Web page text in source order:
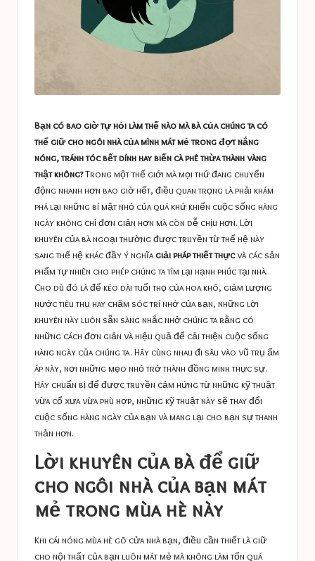
Bạn có bao giờ tự hỏi làm thế nào mà bà của chúng ta có
thể giữ cho ngôi nhà của mình mát mẻ trong đợt nắng
nóng, tránh tóc bết dính hay biến cà phê thừa thành vàng
thật không?Trong một thế giới mà mọi thứ đang chuyển
động nhanh hơn bao giờ hết, điều quan trọng là phải khám
phá lại những bí mật nhỏ của quá khứ khiến cuộc sống hàng
ngày không chỉ đơn giản hơn mà còn dễ chịu hơn. Lời
khuyên của bà ngoại thường được truyền từ thế hệ này
sang thế hệ khác đầy ý nghĩa giải pháp thiết thựcvà các sản
phẩm tự nhiên cho phép chúng ta tìm lại hạnh phúc tại nhà.
Cho dù đó là để kéo dài tuổi thọ của hoa khô, giảm lượng
nước tiêu thụ hay chăm sóc trí nhớ của bạn, những lời
khuyên này luôn sẵn sàng nhắc nhở chúng ta rằng có
những cách đơn giản và hiệu quả để cải thiện cuộc sống
hàng ngày của chúng ta. Hãy cùng nhau đi sâu vào vũ trụ ấm
áp này, nơi những mẹo nhỏ trở thành đồng minh thực sự.
Hãy chuẩn bị để được truyền cảm hứng từ những kỹ thuật
vừa cổ xưa vừa phù hợp, những kỹ thuật này sẽ thay đổi
cuộc sống hàng ngày của bạn và mang lại cho bạn sự thanh
thản hơn.
Lời khuyên của bà để giữ
cho ngôi nhà của bạn mát
mẻ trong mùa hè này
Khi cái nóng mùa hè gõ cửa nhà bạn, điều cần thiết là giữ
cho nội thất của bạn luôn mát mẻ mà không làm tốn quá